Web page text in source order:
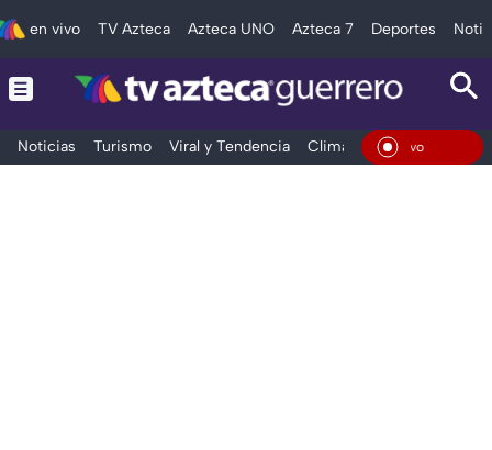
en vivo TV Azteca Azteca UNO Azteca 7 Deportes
Noticias Turismo Viral y Tendencia Clima Deportes En